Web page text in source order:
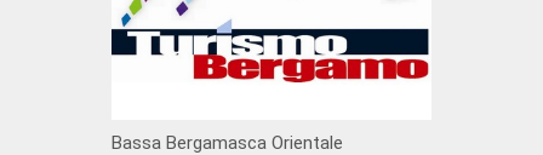
Bassa Bergamasca Orientale